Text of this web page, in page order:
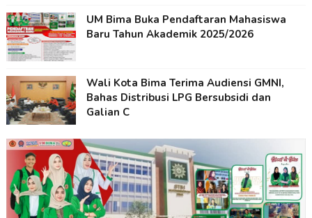
UM Bima Buka Pendaftaran Mahasiswa
Baru Tahun Akademik 2025/2026
Wali Kota Bima Terima Audiensi GMNI,
Bahas Distribusi LPG Bersubsidi dan
Galian C